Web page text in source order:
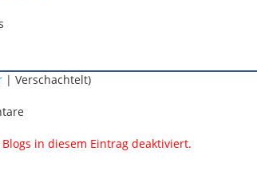
| Verschachtelt)
in diesem Eintrag deaktiviert.